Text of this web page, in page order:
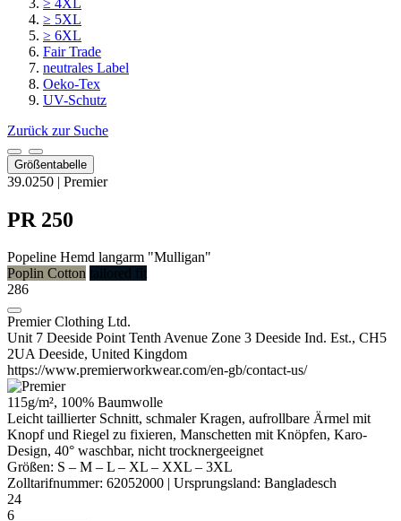
≥ 5XL
≥ 6XL
Fair Trade
neutrales Label
Oeko-Tex
UV-Schutz
Zurück zur Suche
Größentabelle
39.0250 | Premier
PR 250
Popeline Hemd langarm "Mulligan"
Poplin Cotton tailored fit
286
Premier Clothing Ltd.
Unit 7 Deeside Point Tenth Avenue Zone 3 Deeside Ind. Est., CH5
2UA Deeside, United Kingdom
https://www.premierworkwear.com/en-gb/contact-us/
115g/m², 100% Baumwolle
Leicht taillierter Schnitt, schmaler Kragen, aufrollbare Ärmel mit
Knopf und Riegel zu fixieren, Manschetten mit Knöpfen, Karo-
Design, 40° waschbar, nicht trocknergeeignet
Größen: S – M – L – XL – XXL – 3XL
Zolltarifnummer: 62052000 | Ursprungsland: Bangladesch
24
6